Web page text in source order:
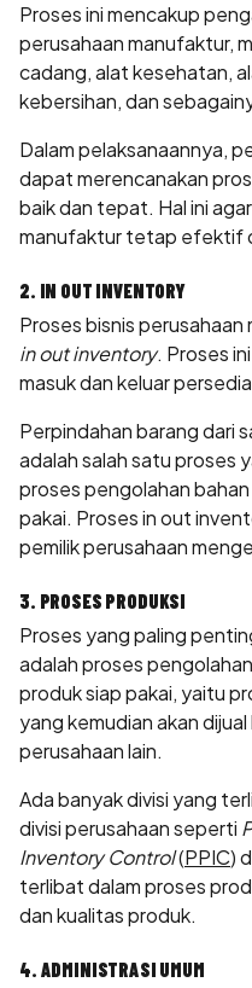
Proses ini mencakup
perusahaan manufaktur,
cadang, alat kesehatan,
kebersihan, dan
Dalam pelaksanaannya,
dapat merencanakan
baik dan tepat. Hal ini
manufaktur tetap efektif
2. IN OUT INVENTORY
Proses bisnis
in out inventory. Proses
masuk dan keluar
Perpindahan barang dari
adalah salah satu proses
proses pengolahan
pakai. Proses in out
pemilik perusahaan
3. PROSES PRODUKSI
Proses yang paling
adalah proses
produk siap pakai, yaitu
yang kemudian akan
perusahaan lain.
Ada banyak divisi yang
divisi perusahaan seperti
Inventory Control(PPIC)
terlibat dalam proses
dan kualitas produk.
4. ADMINISTRASI UMUM